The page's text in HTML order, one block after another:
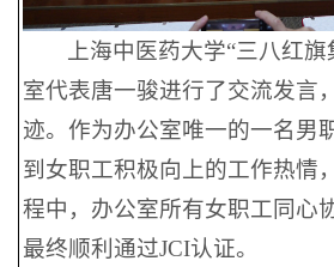
上海中医药大学“三八红
室代表唐一骏进行了交流发言
迹。作为办公室唯一的一名男
到女职工积极向上的工作热情
程中，办公室所有女职工同心
最终顺利通过JCI认证。